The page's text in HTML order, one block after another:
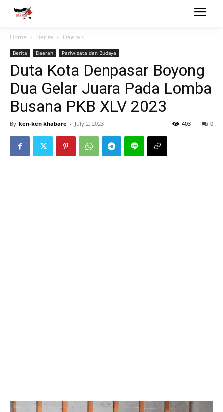
Home Berita Daerah
Berita Daerah Pariwisata dan Budaya
Duta Kota Denpasar Boyong
Dua Gelar Juara Pada Lomba
Busana PKB XLV 2023
By ken-ken khabare - July 2, 2023 0
403